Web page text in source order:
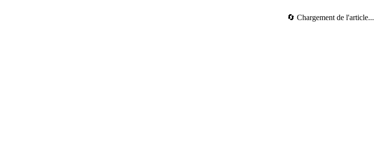
🔄 Chargement de l'article...